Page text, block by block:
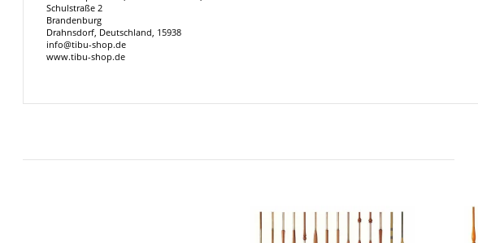
Schulstraße 2
Brandenburg
Drahnsdorf, Deutschland, 15938
info@tibu-shop.de
www.tibu-shop.de